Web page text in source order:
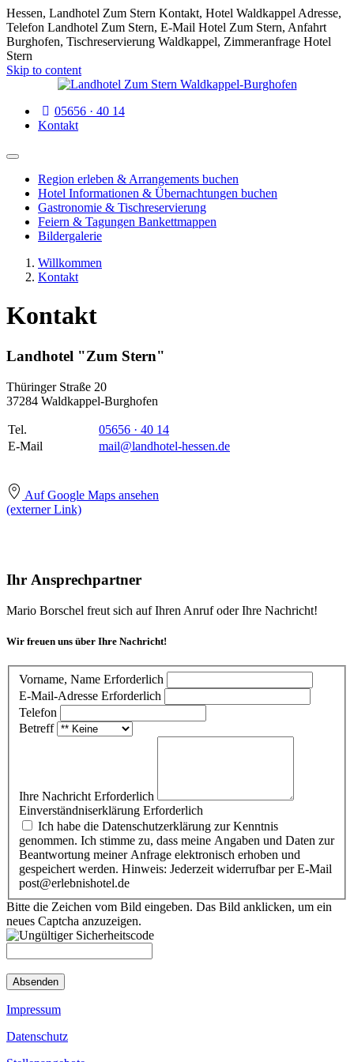
Hessen, Landhotel Zum Stern Kontakt, Hotel Waldkappel Adresse,
Telefon Landhotel Zum Stern, E-Mail Hotel Zum Stern, Anfahrt
Burghofen, Tischreservierung Waldkappel, Zimmeranfrage Hotel
Stern
Skip to content
05656 · 40 14
Kontakt
Region erleben & Arrangements buchen
Hotel Informationen & Übernachtungen buchen
Gastronomie & Tischreservierung
Feiern & Tagungen Bankettmappen
Bildergalerie
Willkommen
Kontakt
Kontakt
Landhotel "Zum Stern"
Thüringer Straße 20
37284 Waldkappel-Burghofen
Tel.
05656 · 40 14
E-Mail
mail@landhotel-hessen.de
Auf Google Maps ansehen
(externer Link)
Ihr Ansprechpartner
Mario Borschel freut sich auf Ihren Anruf oder Ihre Nachricht!
Wir freuen uns über Ihre Nachricht!
Vorname, Name Erforderlich
E-Mail-Adresse Erforderlich
Telefon
Betreff
Ihre Nachricht Erforderlich
Einverständniserklärung Erforderlich
genommen. Ich stimme zu, dass meine Angaben und Daten zur
Beantwortung meiner Anfrage elektronisch erhoben und
gespeichert werden. Hinweis: Jederzeit widerrufbar per E-Mail
post@erlebnishotel.de
Bitte die Zeichen vom Bild eingeben. Das Bild anklicken, um ein
neues Captcha anzuzeigen.
Absenden
Impressum
Datenschutz